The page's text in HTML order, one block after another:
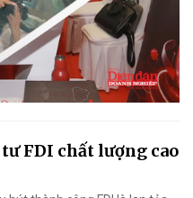
FDI chất lượng cao